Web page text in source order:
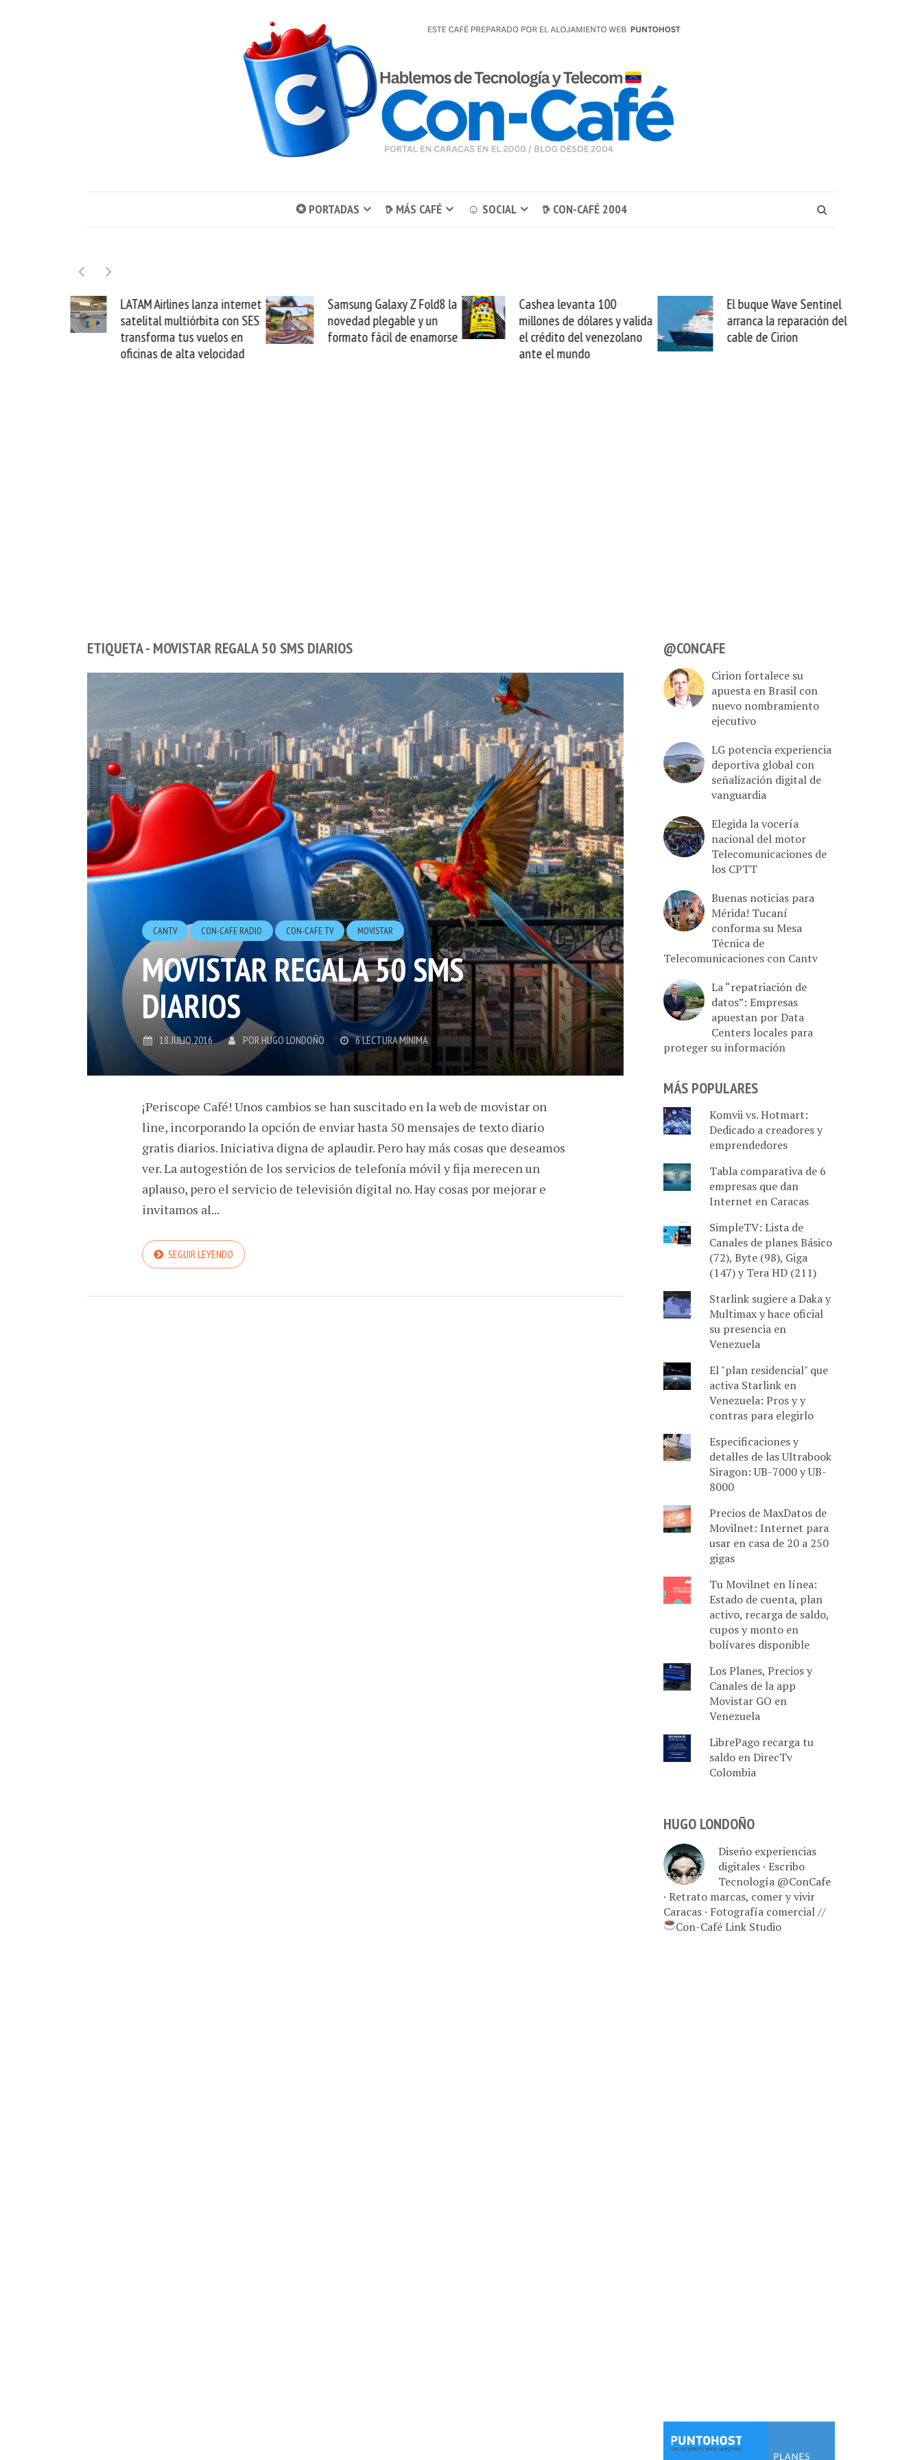
✪ PORTADAS 𖠚 MÁS CAFÉ ☺ SOCIAL 𖠚 CON-CAFÉ 2004
Airlines lanza internet
multiórbita con SES
tus vuelos en
Samsung Galaxy Z Fold8 la
novedad plegable y un
formato fácil de enamorse
Cashea levanta 100
millones de dólares y valida
el crédito del venezolano
El buque Wave Sentinel
arranca la reparación del
cable de Cirion
Uber se lleva PedidosYa y
sabemos todo lo que puede
mejorar tecnológicamente
ETIQUETA - MOVISTAR REGALA 50 SMS DIARIOS
CANTV CON-CAFE RADIO CON-CAFE TV MOVISTAR
MOVISTAR REGALA 50 SMS
DIARIOS
18.JULIO.2016 POR HUGO LONDOÑO 6 LECTURA MÍNIMA
¡Periscope Café! Unos cambios se han suscitado en la web de movistar on
line, incorporando la opción de enviar hasta 50 mensajes de texto diario
gratis diarios. Iniciativa digna de aplaudir. Pero hay más cosas que deseamos
ver. La autogestión de los servicios de telefonía móvil y fija merecen un
aplauso, pero el servicio de televisión digital no. Hay cosas por mejorar e
invitamos al...
SEGUIR LEYENDO
@CONCAFE
Cirion fortalece su
apuesta en Brasil con
nuevo nombramiento
ejecutivo
LG potencia experiencia
deportiva global con
señalización digital de
vanguardia
Elegida la vocería
nacional del motor
Telecomunicaciones de
los CPTT
Buenas noticias para
Mérida! Tucaní
conforma su Mesa
Técnica de
Telecomunicaciones con Cantv
La “repatriación de
datos”: Empresas
apuestan por Data
Centers locales para
proteger su información
MÁS POPULARES
Komvii vs. Hotmart:
Dedicado a creadores y
emprendedores
Tabla comparativa de 6
empresas que dan
Internet en Caracas
SimpleTV: Lista de
Canales de planes Básico
(72), Byte (98), Giga
(147) y Tera HD (211)
Starlink sugiere a Daka y
Multimax y hace oficial
su presencia en
Venezuela
El "plan residencial" que
activa Starlink en
Venezuela: Pros y y
contras para elegirlo
Especificaciones y
detalles de las Ultrabook
Siragon: UB-7000 y UB-
8000
Precios de MaxDatos de
Movilnet: Internet para
usar en casa de 20 a 250
gigas
Tu Movilnet en línea:
Estado de cuenta, plan
activo, recarga de saldo,
cupos y monto en
bolívares disponible
Los Planes, Precios y
Canales de la app
Movistar GO en
Venezuela
LibrePago recarga tu
saldo en DirecTv
Colombia
HUGO LONDOÑO
Diseño experiencias
digitales · Escribo
Tecnología @ConCafe
· Retrato marcas, comer y vivir
Caracas · Fotografía comercial //
Con-Café Link Studio